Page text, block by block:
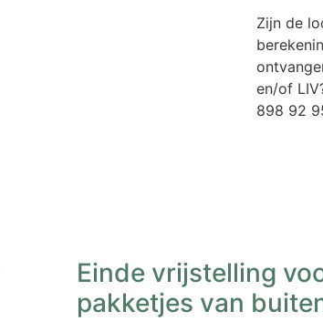
Zijn de
en/of
898 92
Einde vrijstelling
pakketjes van